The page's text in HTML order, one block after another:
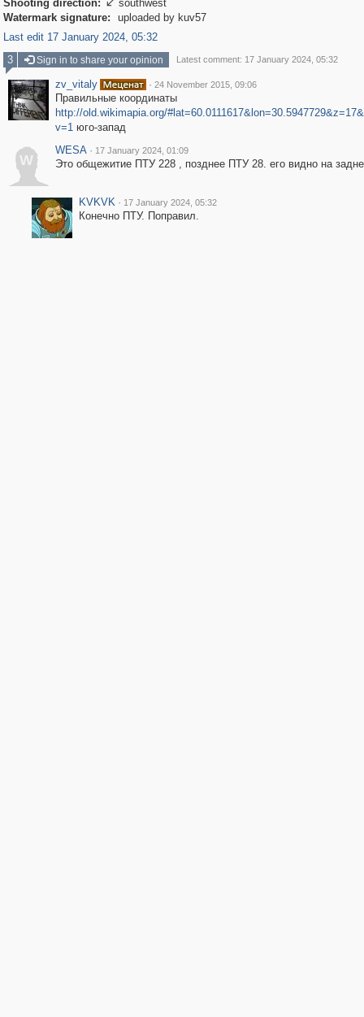
Shooting direction:  southwest
Watermark signature:
uploaded by kuv57
Last edit 17 January 2024, 05:32
3
Sign in to share your opinion Latest comment: 17 January 2024, 05:32
zv_vitaly · 24 November 2015, 09:06
Правильные координаты
http://old.wikimapia.org/
v=1юго-запад
W
WESA · 17 January 2024, 01:09
Это общежитие ПТУ 228 , позднее ПТУ 28. его видно на
KVKVK · 17 January 2024, 05:32
Конечно ПТУ. Поправил.